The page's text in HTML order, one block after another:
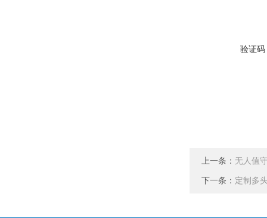
验证码
上一条： 无人值
下一条： 定制多